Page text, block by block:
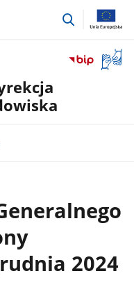
przejdź
okno
2024